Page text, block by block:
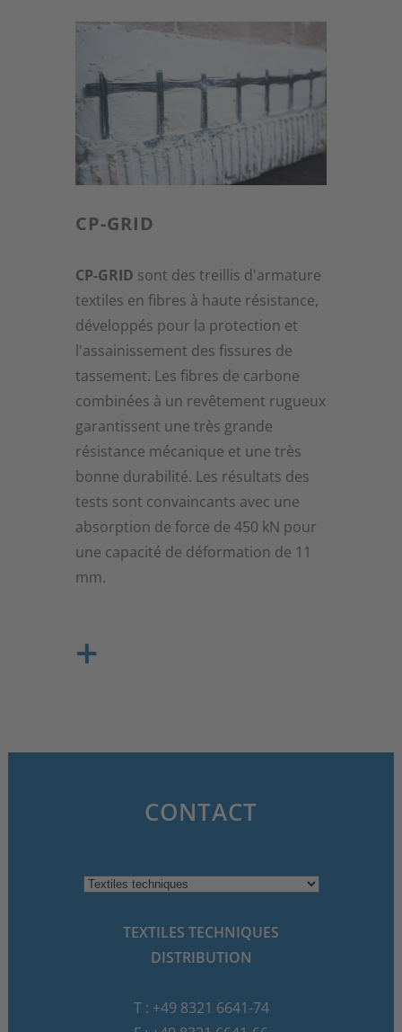
traditionnelles utilisant des
systèmes de résine polymère (FRP),
les systèmes FRCM montrent une
grande facilité d'utilisation, sans
outillage spécifique et avec peu de
personnel. La température de
traitement pour les FRCM n'est pas
limitée par la température de
comme dans le cas des FRP. La
résistance à la rupture est bonne et
la sensibilité à l'humidité lors de
l'application est faible. KAST propose
une large gamme de treillis pour
l'application avec des systèmes de
résine et des masses à base de
ciment.
Structure du système SR-
GRID
Béton ou maçonnerie
SR-GRID = grille textile très résistante
en verre AR ou en carbone, avec
Enduit de finition
Incorporer
Rénové et
CP-GRID
CP-GRID sont des treillis d'armature
textiles en fibres à haute résistance,
développés pour la protection et
l'assainissement des fissures de
tassement. Les fibres de carbone
combinées à un revêtement rugueux
garantissent une très grande
résistance mécanique et une très
bonne durabilité. Les résultats des
tests sont convaincants avec une
absorption de force de 450 kN pour
une capacité de déformation de 11
mm.
+
Ce produit a été développé en
de technologie de Karlsruhe.
CONTACT
TEXTILES TECHNIQUES
DISTRIBUTION
T : +49 8321 6641-74